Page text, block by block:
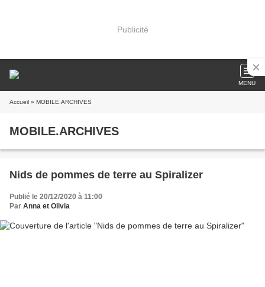
Publicité
MENU
Accueil » MOBILE.ARCHIVES
MOBILE.ARCHIVES
Nids de pommes de terre au Spiralizer
Publié le 20/12/2020 à 11:00
Par Anna et Olivia